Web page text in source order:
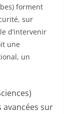
forment
sur
d’intervenir
une
un
sur